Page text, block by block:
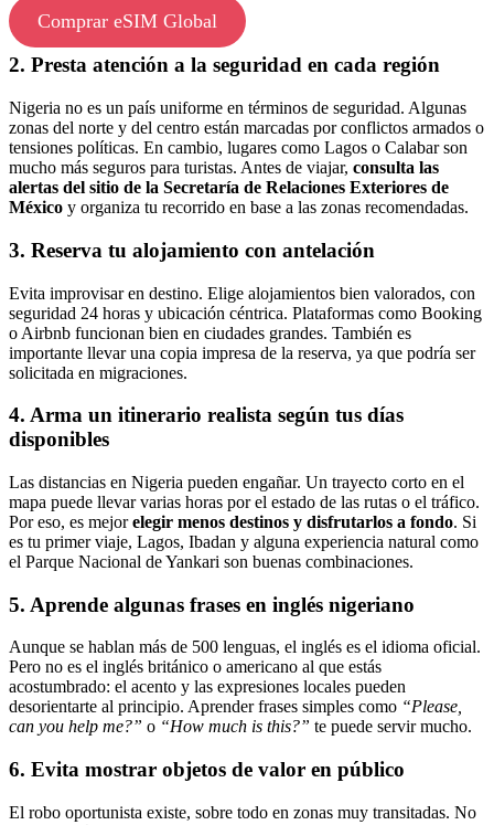
Comprar eSIM Global
2. Presta atención a la seguridad en cada región
Nigeria no es un país uniforme en términos de seguridad. Algunas
zonas del norte y del centro están marcadas por conflictos armados o
tensiones políticas. En cambio, lugares como Lagos o Calabar son
mucho más seguros para turistas. Antes de viajar, consulta las
alertas del sitio de la Secretaría de Relaciones Exteriores de
México y organiza tu recorrido en base a las zonas recomendadas.
3. Reserva tu alojamiento con antelación
Evita improvisar en destino. Elige alojamientos bien valorados, con
seguridad 24 horas y ubicación céntrica. Plataformas como Booking
o Airbnb funcionan bien en ciudades grandes. También es
importante llevar una copia impresa de la reserva, ya que podría ser
solicitada en migraciones.
4. Arma un itinerario realista según tus días
disponibles
Las distancias en Nigeria pueden engañar. Un trayecto corto en el
mapa puede llevar varias horas por el estado de las rutas o el tráfico.
Por eso, es mejorelegir menos destinos y disfrutarlos a fondo. Si
es tu primer viaje, Lagos, Ibadan y alguna experiencia natural como
el Parque Nacional de Yankari son buenas combinaciones.
5. Aprende algunas frases en inglés nigeriano
Aunque se hablan más de 500 lenguas, el inglés es el idioma oficial.
Pero no es el inglés británico o americano al que estás
acostumbrado: el acento y las expresiones locales pueden
desorientarte al principio. Aprender frases simples como “Please,
can you help me?” o “How much is this?” te puede servir mucho.
6. Evita mostrar objetos de valor en público
El robo oportunista existe, sobre todo en zonas muy transitadas. No